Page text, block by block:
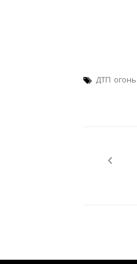
ДТП огонь
записям